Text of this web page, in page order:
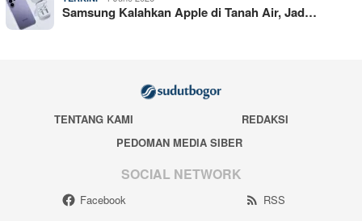
Samsung Kalahkan Apple di Tanah Air, Jad…
TENTANG KAMI
REDAKSI
PEDOMAN MEDIA SIBER
SOCIAL NETWORK
Facebook RSS